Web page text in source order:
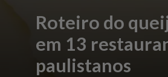
Roteiro do
em 13
paulistanos